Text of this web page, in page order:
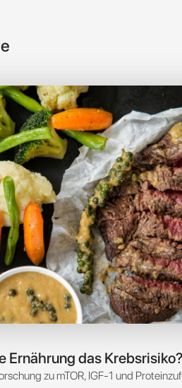
Ernährung das Krebsrisiko?
zu mTOR, IGF-1 und